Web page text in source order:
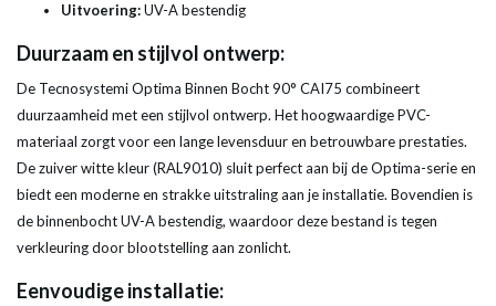
Uitvoering:UV-A bestendig
Duurzaam en stijlvol ontwerp:
De Tecnosystemi Optima Binnen Bocht 90° CAI75 combineert
duurzaamheid met een stijlvol ontwerp. Het hoogwaardige PVC-
materiaal zorgt voor een lange levensduur en betrouwbare prestaties.
De zuiver witte kleur (RAL9010) sluit perfect aan bij de Optima-serie en
biedt een moderne en strakke uitstraling aan je installatie. Bovendien is
de binnenbocht UV-A bestendig, waardoor deze bestand is tegen
verkleuring door blootstelling aan zonlicht.
Eenvoudige installatie: